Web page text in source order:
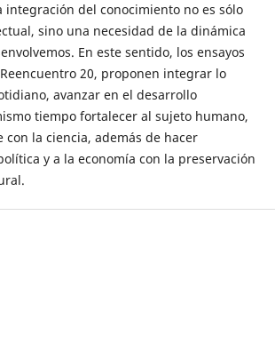
integración del conocimiento no es sólo
sino una necesidad de la dinámica
En este sentido, los ensayos
20, proponen integrar lo
avanzar en el desarrollo
tiempo fortalecer al sujeto humano,
la ciencia, además de hacer
y a la economía con la preservación